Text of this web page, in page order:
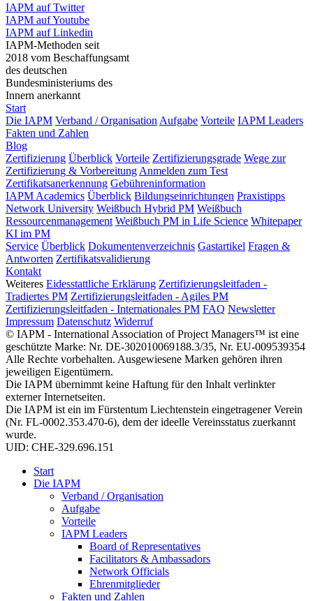
IAPM auf Twitter
IAPM auf Youtube
IAPM auf Linkedin
IAPM-Methoden seit
2018 vom Beschaffungsamt
des deutschen
Bundesministeriums des
Innern anerkannt
Start
Die IAPM Verband / Organisation Aufgabe Vorteile IAPM Leaders
Fakten und Zahlen
Blog
Zertifizierung Überblick Vorteile Zertifizierungsgrade Wege zur
Zertifizierung & Vorbereitung Anmelden zum Test
Zertifikatsanerkennung Gebühreninformation
IAPM Academics Überblick Bildungseinrichtungen Praxistipps
Network University Weißbuch Hybrid PM Weißbuch
Ressourcenmanagement Weißbuch PM in Life Science Whitepaper
KI im PM
Service Überblick Dokumentenverzeichnis Gastartikel Fragen &
Antworten Zertifikatsvalidierung
Kontakt
Weiteres Eidesstattliche Erklärung Zertifizierungsleitfaden -
Tradiertes PM Zertifizierungsleitfaden - Agiles PM
Zertifizierungsleitfaden - Internationales PM FAQ Newsletter
Impressum Datenschutz Widerruf
© IAPM - International Association of Project Managers™ ist eine
geschützte Marke: Nr. DE-302010069188.3/35, Nr. EU-009539354
Alle Rechte vorbehalten. Ausgewiesene Marken gehören ihren
jeweiligen Eigentümern.
Die IAPM übernimmt keine Haftung für den Inhalt verlinkter
externer Internetseiten.
Die IAPM ist ein im Fürstentum Liechtenstein eingetragener Verein
(Nr. FL-0002.353.470-6), dem der ideelle Vereinsstatus zuerkannt
wurde.
UID: CHE-329.696.151
Start
Die IAPM
Verband / Organisation
Aufgabe
Vorteile
IAPM Leaders
Board of Representatives
Facilitators & Ambassadors
Network Officials
Ehrenmitglieder
Fakten und Zahlen